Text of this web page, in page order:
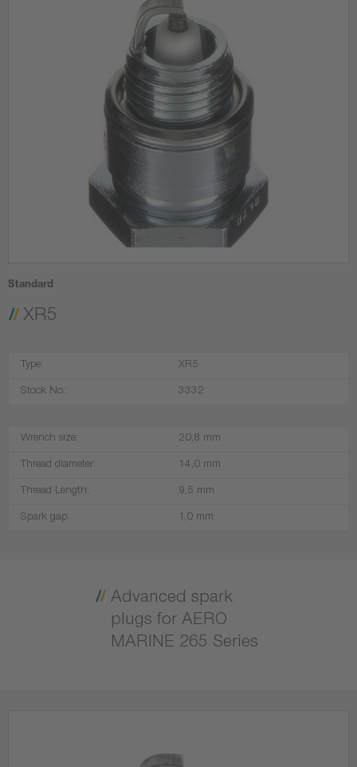
Standard
XR5
Type: XR5
Stock No.: 3332
Wrench size: 20,8 mm
Thread diameter: 14,0 mm
Thread Length: 9,5 mm
Spark gap: 1,0 mm
Advanced spark
plugs for AERO
MARINE 265 Series